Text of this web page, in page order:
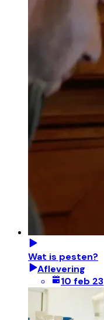
Wat is pesten?
Aflevering
10 feb 23